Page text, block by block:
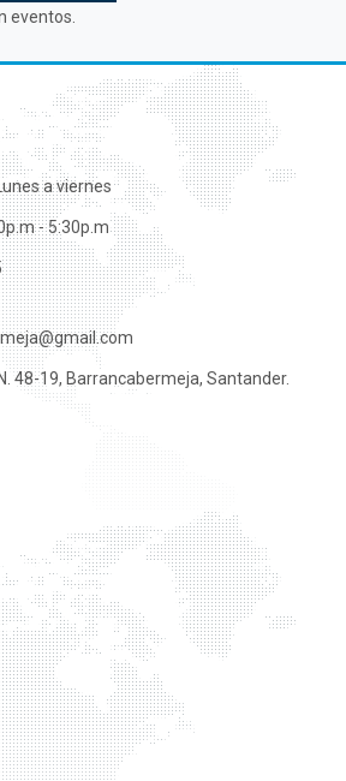
eventos.
a viernes
- 5:30p.m
48-19, Barrancabermeja, Santander.